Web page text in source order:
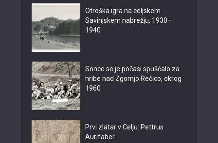
Otroška igra na celjskem
Savinjskem nabrežju, 1930–
1940
Sonce se je počasi spuščalo za
hribe nad Zgornjo Rečico, okrog
1960
Prvi zlatar v Celju: Pettrus
Aurifaber